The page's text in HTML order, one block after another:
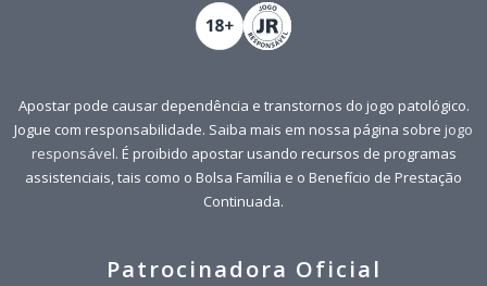
Apostar pode causar dependência e transtornos do jogo patológico.
Jogue com responsabilidade. Saiba mais em nossa página sobre jogo
responsável. É proibido apostar usando recursos de programas
assistenciais, tais como o Bolsa Família e o Benefício de Prestação
Continuada.
Patrocinadora Oficial